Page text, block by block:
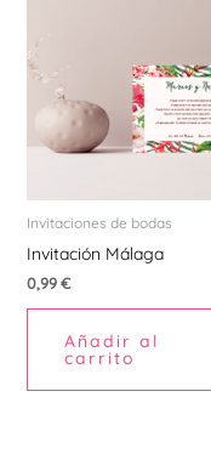
Invitaciones de bodas
Invitación Málaga
0,99€
Añadir al
carrito